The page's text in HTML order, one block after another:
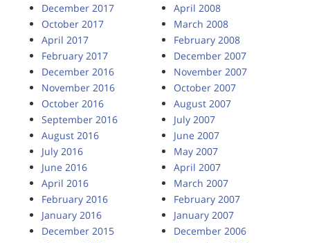
December 2017
October 2017
April 2017
February 2017
December 2016
November 2016
October 2016
September 2016
August 2016
July 2016
June 2016
April 2016
February 2016
January 2016
December 2015
April 2008
March 2008
February 2008
December 2007
November 2007
October 2007
August 2007
July 2007
June 2007
May 2007
April 2007
March 2007
February 2007
January 2007
December 2006